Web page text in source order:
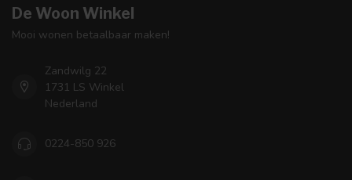
De Woon Winkel
Mooi wonen betaalbaar maken!
Zandwilg 22
1731 LS Winkel
Nederland
0224-850 926